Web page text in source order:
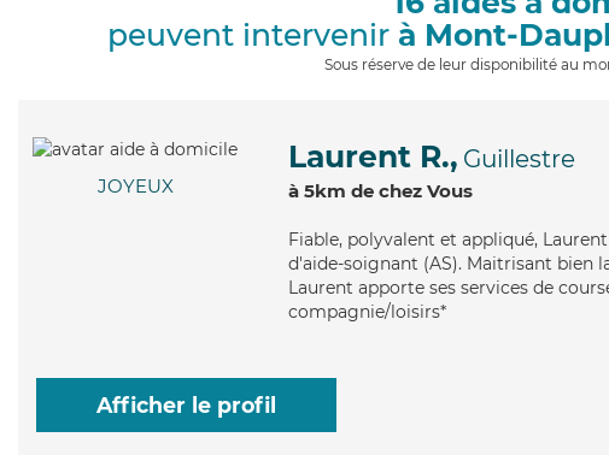
peuvent intervenir à Mont-
Sous réserve de leur disponibilité au
JOYEUX
Laurent R., Guillestre
à 5km de chez Vous
Fiable, polyvalent et appliqué,
d'aide-soignant (AS). Maitrisant bien
Laurent apporte ses services de
compagnie/loisirs*
Afficher le profil